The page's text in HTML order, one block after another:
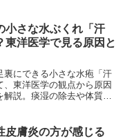
小さな水ぶくれ「汗
東洋医学で見る原因と
裏にできる小さな水疱「汗
、東洋医学の観点から原因
解説。痰湿の除去や体質改
皮膚炎の方が感じる